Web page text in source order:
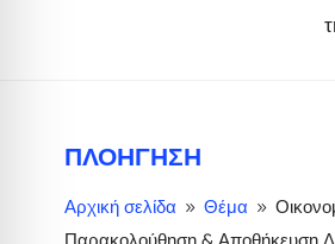
ΠΛΟΉΓΗΣΗ
Αρχική σελίδα 9 Θέμα 9